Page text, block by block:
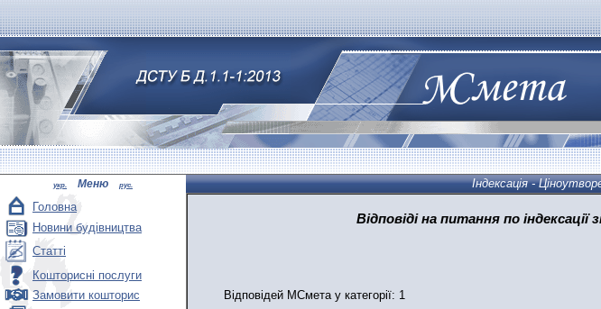
укр. Меню рус. Індексація -
Головна
Новини будівництва
Статті
Кошторисні послуги
Замовити кошторис
Відповіді на питання по індексації
Відповідей МСмета у категорії: 1